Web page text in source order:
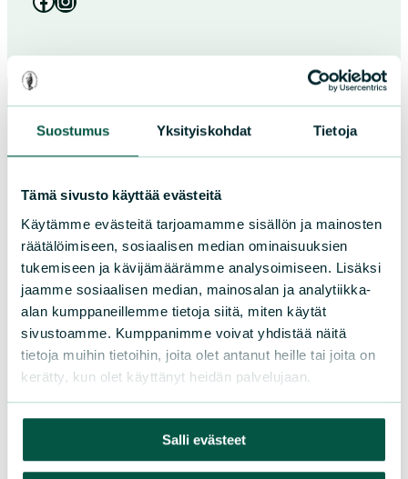
Suostumus Yksityiskohdat Tietoja
Tämä sivusto käyttää evästeitä
Käytämme evästeitä tarjoamamme sisällön ja mainosten
räätälöimiseen, sosiaalisen median ominaisuuksien
tukemiseen ja kävijämäärämme analysoimiseen. Lisäksi
jaamme sosiaalisen median, mainosalan ja analytiikka-
alan kumppaneillemme tietoja siitä, miten käytät
sivustoamme. Kumppanimme voivat yhdistää näitä
tietoja muihin tietoihin, joita olet antanut heille tai joita on
kerätty, kun olet käyttänyt heidän palvelujaan.
Salli evästeet
Paikallistoiminta
Osallistu tapahtumaan
Tule vapaaehtoiseksi
Liity jäseneksi
Piirit ja yhdistykset
LIITY JÄSENEKSI
Suomen luonnonsuojeluliiton